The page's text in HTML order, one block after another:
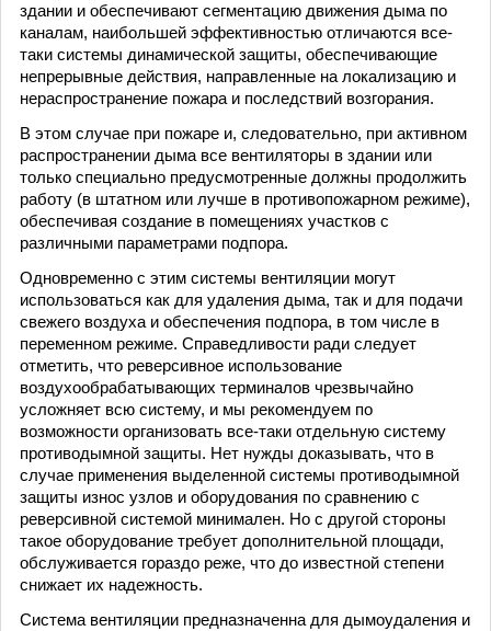
здании и обеспечивают сегментацию движения дыма по
каналам, наибольшей эффективностью отличаются все-
таки системы динамической защиты, обеспечивающие
непрерывные действия, направленные на локализацию и
нераспространение пожара и последствий возгорания.
В этом случае при пожаре и, следовательно, при активном
распространении дыма все вентиляторы в здании или
только специально предусмотренные должны продолжить
работу (в штатном или лучше в противопожарном режиме),
обеспечивая создание в помещениях участков с
различными параметрами подпора.
Одновременно с этим системы вентиляции могут
использоваться как для удаления дыма, так и для подачи
свежего воздуха и обеспечения подпора, в том числе в
переменном режиме. Справедливости ради следует
отметить, что реверсивное использование
воздухообрабатывающих терминалов чрезвычайно
усложняет всю систему, и мы рекомендуем по
возможности организовать все-таки отдельную систему
противодымной защиты. Нет нужды доказывать, что в
случае применения выделенной системы противодымной
защиты износ узлов и оборудования по сравнению с
реверсивной системой минимален. Но с другой стороны
такое оборудование требует дополнительной площади,
обслуживается гораздо реже, что до известной степени
снижает их надежность.
Система вентиляции предназначенна для дымоудаления и